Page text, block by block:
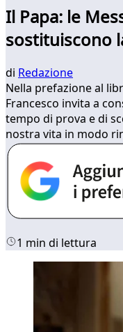
Il Papa: le
sostituiscono
di Redazione
Nella prefazione al
Francesco invita a
tempo di prova e di
nostra vita in modo
1 min di lettura